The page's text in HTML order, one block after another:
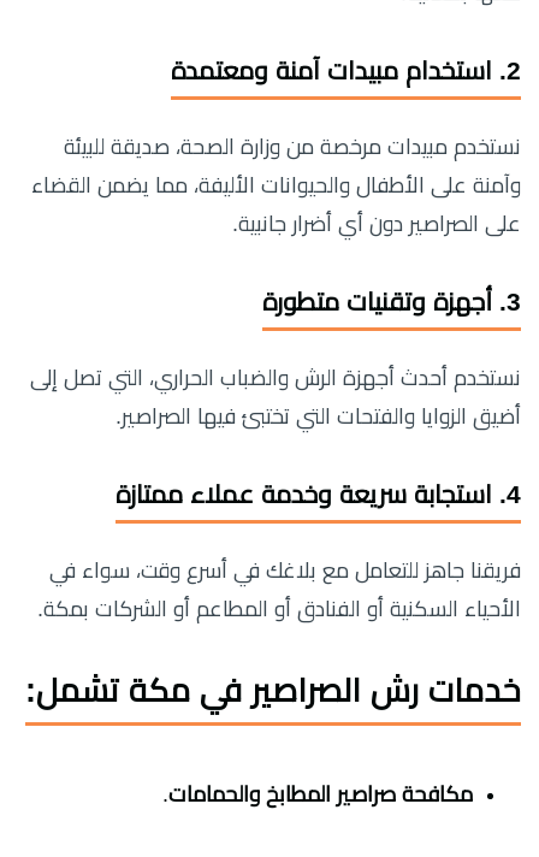
2. استخدام مبيدات آمنة ومعتمدة
نستخدم مبيدات مرخصة من وزارة الصحة، صديقة للبيئة
وآمنة على الأطفال والحيوانات الأليفة، مما يضمن القضاء
على الصراصير دون أي أضرار جانبية.
3. أجهزة وتقنيات متطورة
نستخدم أحدث أجهزة الرش والضباب الحراري، التي تصل إلى
أضيق الزوايا والفتحات التي تختبئ فيها الصراصير.
4. استجابة سريعة وخدمة عملاء ممتازة
فريقنا جاهز للتعامل مع بلاغك في أسرع وقت، سواء في
الأحياء السكنية أو الفنادق أو المطاعم أو الشركات بمكة.
خدمات رش الصراصير في مكة تشمل:
مكافحة صراصير المطابخ والحمامات.